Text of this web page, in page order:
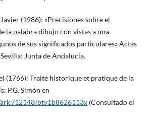
(1986): «Precisiones sobre el
la palabra dibujo con vistas a una
de sus significados particulares» Actas
Junta de Andalucía.
(1766): Traité historique et pratique de la
P.G. Simón en
12148/btv1b8626113x(Consultado el